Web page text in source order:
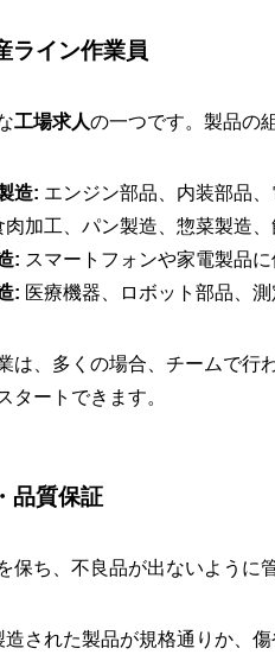
ライン作業員
工場求人の一つです。製品の
造: エンジン部品、内装部品、
肉加工、パン製造、惣菜製造
: スマートフォンや家電製品
: 医療機器、ロボット部品、
は、多くの場合、チームで行
タートできます。
品質保証
保ち、不良品が出ないように
造された製品が規格通りか、